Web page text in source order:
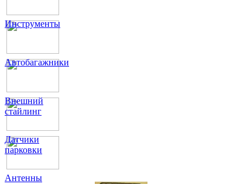
Инструменты
Автобагажники
Внешний
стайлинг
Датчики
парковки
Антенны